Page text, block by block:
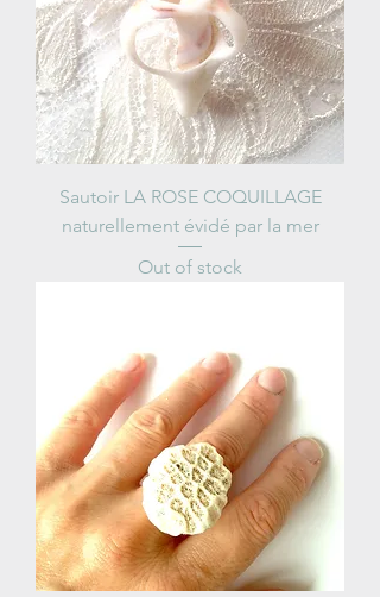
Sautoir LA ROSE COQUILLAGE
naturellement évidé par la mer
Out of stock